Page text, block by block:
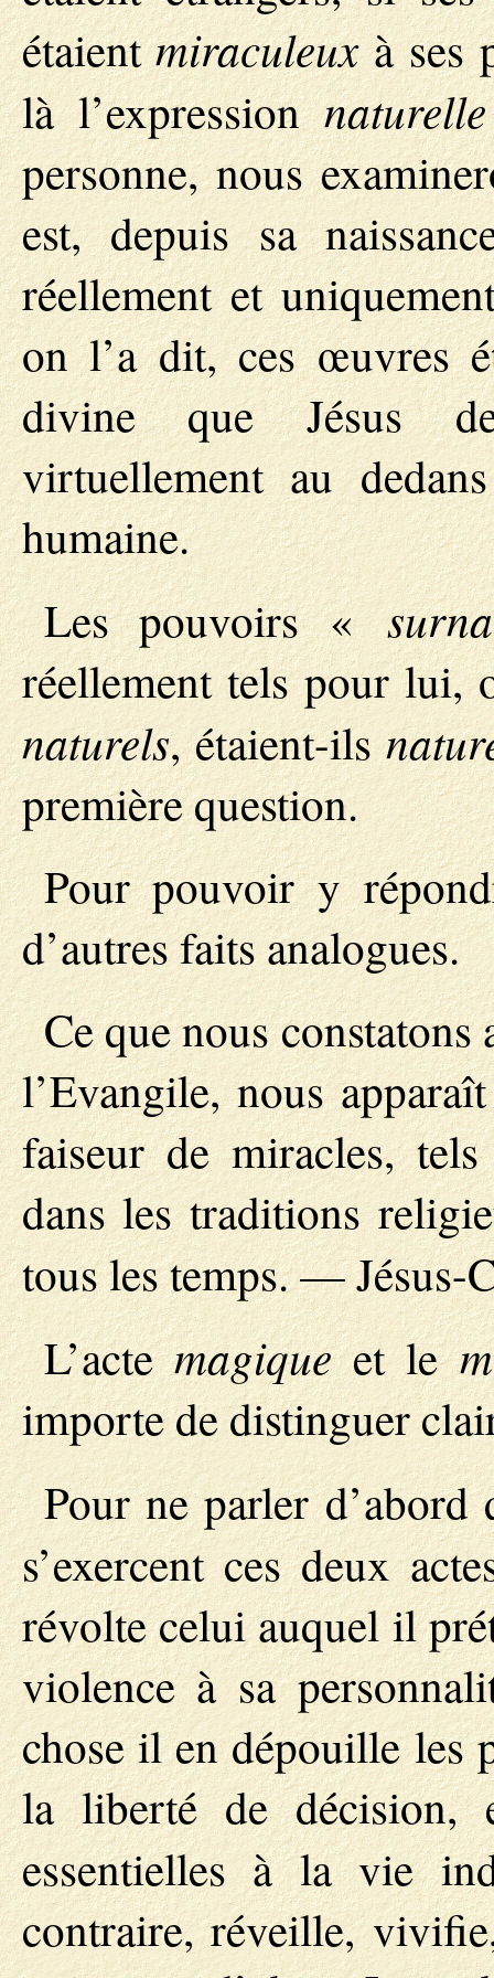
étaientmiraculeuxà ses
là l’expressionnaturelle
personne, nous
est, depuis sa
réellement et
on l’a dit, ces œuvres
divine que Jésus
virtuellement au
humaine.
Les pouvoirs «
réellement tels pour lui,
naturels, étaient-ils
première question.
Pour pouvoir y
d’autres faits analogues.
Ce que nous constatons
l’Evangile, nous
faiseur de miracles,
dans les traditions
tous les temps. — Jésus-
L’actemagiqueet le
importe de distinguer
Pour ne parler
s’exercent ces deux
révolte celui auquel il
violence à sa
chose il en dépouille les
la liberté de
essentielles à la vie
contraire, réveille,